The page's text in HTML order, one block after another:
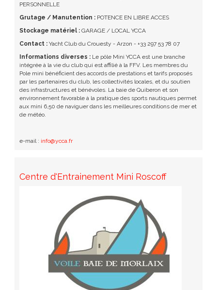
PERSONNELLE
Grutage / Manutention : POTENCE EN LIBRE ACCES
Stockage matériel : GARAGE / LOCAL YCCA
Contact : Yacht Club du Crouesty - Arzon - +33 297 53 78 07
Informations diverses : Le pôle Mini YCCA est une branche
intégrée à la vie du club qui est affilié à la FFV. Les membres du
Pole mini bénéficient des accords de prestations et tarifs proposés
par les partenaires du club, les collectivités locales, et du soutien
des infrastructures et bénévoles. La baie de Quiberon et son
environnement favorable à la pratique des sports nautiques permet
aux mini 6,50 de naviguer dans les meilleures conditions de mer et
de météo.
e-mail : info@ycca.fr
Centre d'Entrainement Mini Roscoff